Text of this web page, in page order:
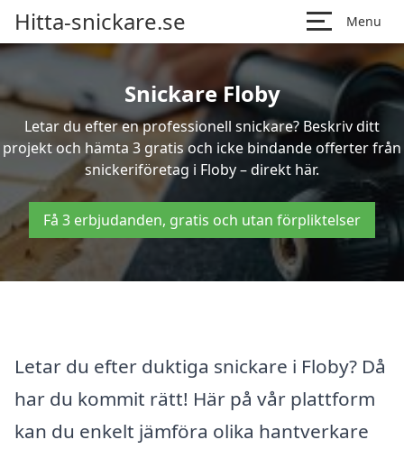
Hitta-snickare.se Menu
Snickare Floby
Letar du efter en professionell snickare? Beskriv ditt
projekt och hämta 3 gratis och icke bindande offerter från
snickeriföretag i Floby – direkt här.
Få 3 erbjudanden, gratis och utan förpliktelser
Letar du efter duktiga snickare i Floby? Då
har du kommit rätt! Här på vår plattform
kan du enkelt jämföra olika hantverkare